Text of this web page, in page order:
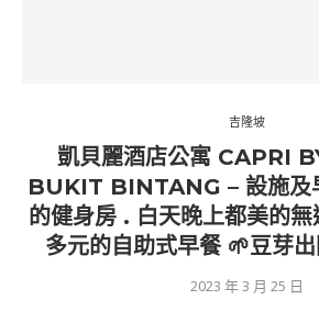
吉隆坡
凱貝麗酒店公寓 CAPRI
BUKIT BINTANG – 設施及
的健身房 . 白天晚上都美的
多元的自助式早餐 🌱豆芽
2023 年 3 月 25 日